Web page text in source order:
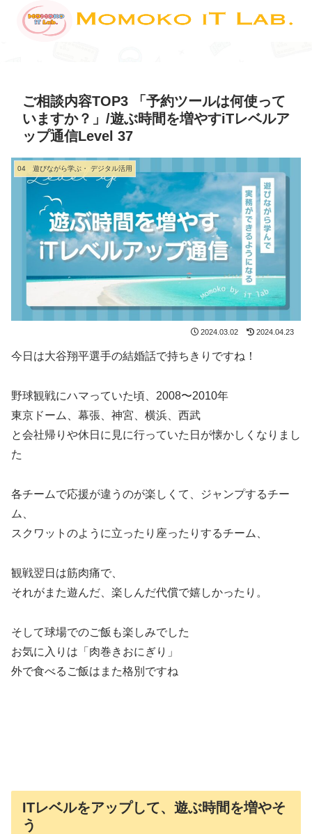
ご相談内容TOP3 「予約ツールは何使って
いますか？」/遊ぶ時間を増やすiTレベルア
ップ通信Level 37
04 遊びながら学ぶ・ デジタル活用
2024.03.02 2024.04.23
今日は大谷翔平選手の結婚話で持ちきりですね！
野球観戦にハマっていた頃、2008〜2010年
東京ドーム、幕張、神宮、横浜、西武
と会社帰りや休日に見に行っていた日が懐かしくなりまし
た
各チームで応援が違うのが楽しくて、ジャンプするチー
ム、
スクワットのように立ったり座ったりするチーム、
観戦翌日は筋肉痛で、
それがまた遊んだ、楽しんだ代償で嬉しかったり。
そして球場でのご飯も楽しみでした
お気に入りは「肉巻きおにぎり」
外で食べるご飯はまた格別ですね
ITレベルをアップして、遊ぶ時間を増やそ
う